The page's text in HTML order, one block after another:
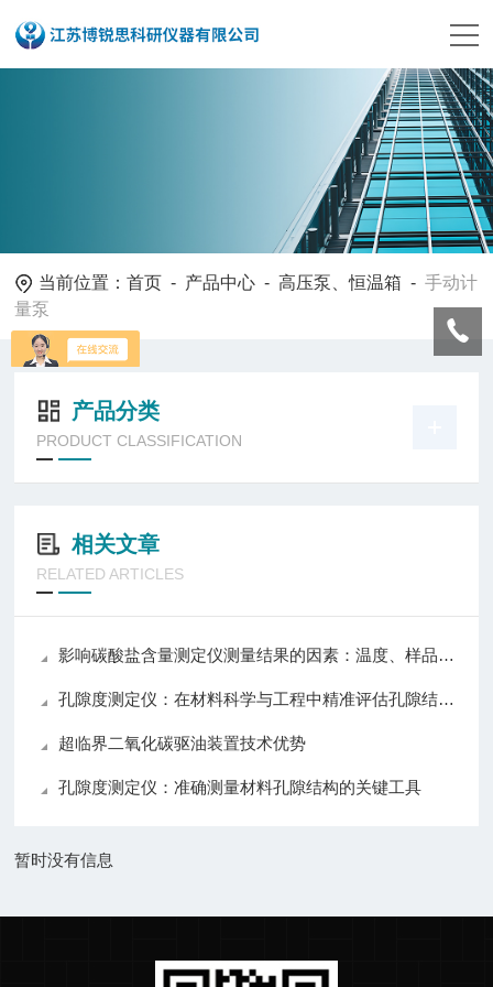
当前位置：首页 - 产品中心 -高压泵、恒温箱 -手动计
量泵
产品分类
PRODUCT CLASSIFICATION
相关文章
RELATED ARTICLES
影响碳酸盐含量测定仪测量结果的因素：温度、样品与操作技巧详解
孔隙度测定仪：在材料科学与工程中精准评估孔隙结构的关键技术与应用
超临界二氧化碳驱油装置技术优势
孔隙度测定仪：准确测量材料孔隙结构的关键工具
暂时没有信息